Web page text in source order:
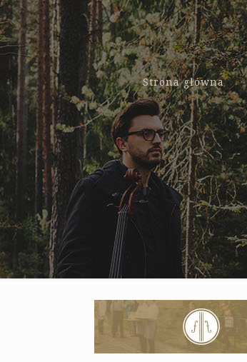
Strona główna